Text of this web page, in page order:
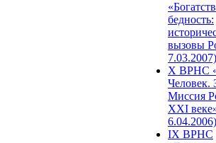
бедность:
вызовы
7.03.2007)
X ВРНС
Человек.
Миссия
XXI
6.04.2006)
IX ВРНС